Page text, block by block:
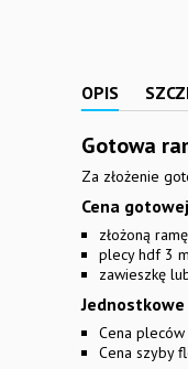
OPIS
Gotowa
Za złożenie
Cena
złożoną ramę
plecy hdf 3
zawieszkę
Cena
Cena szyby